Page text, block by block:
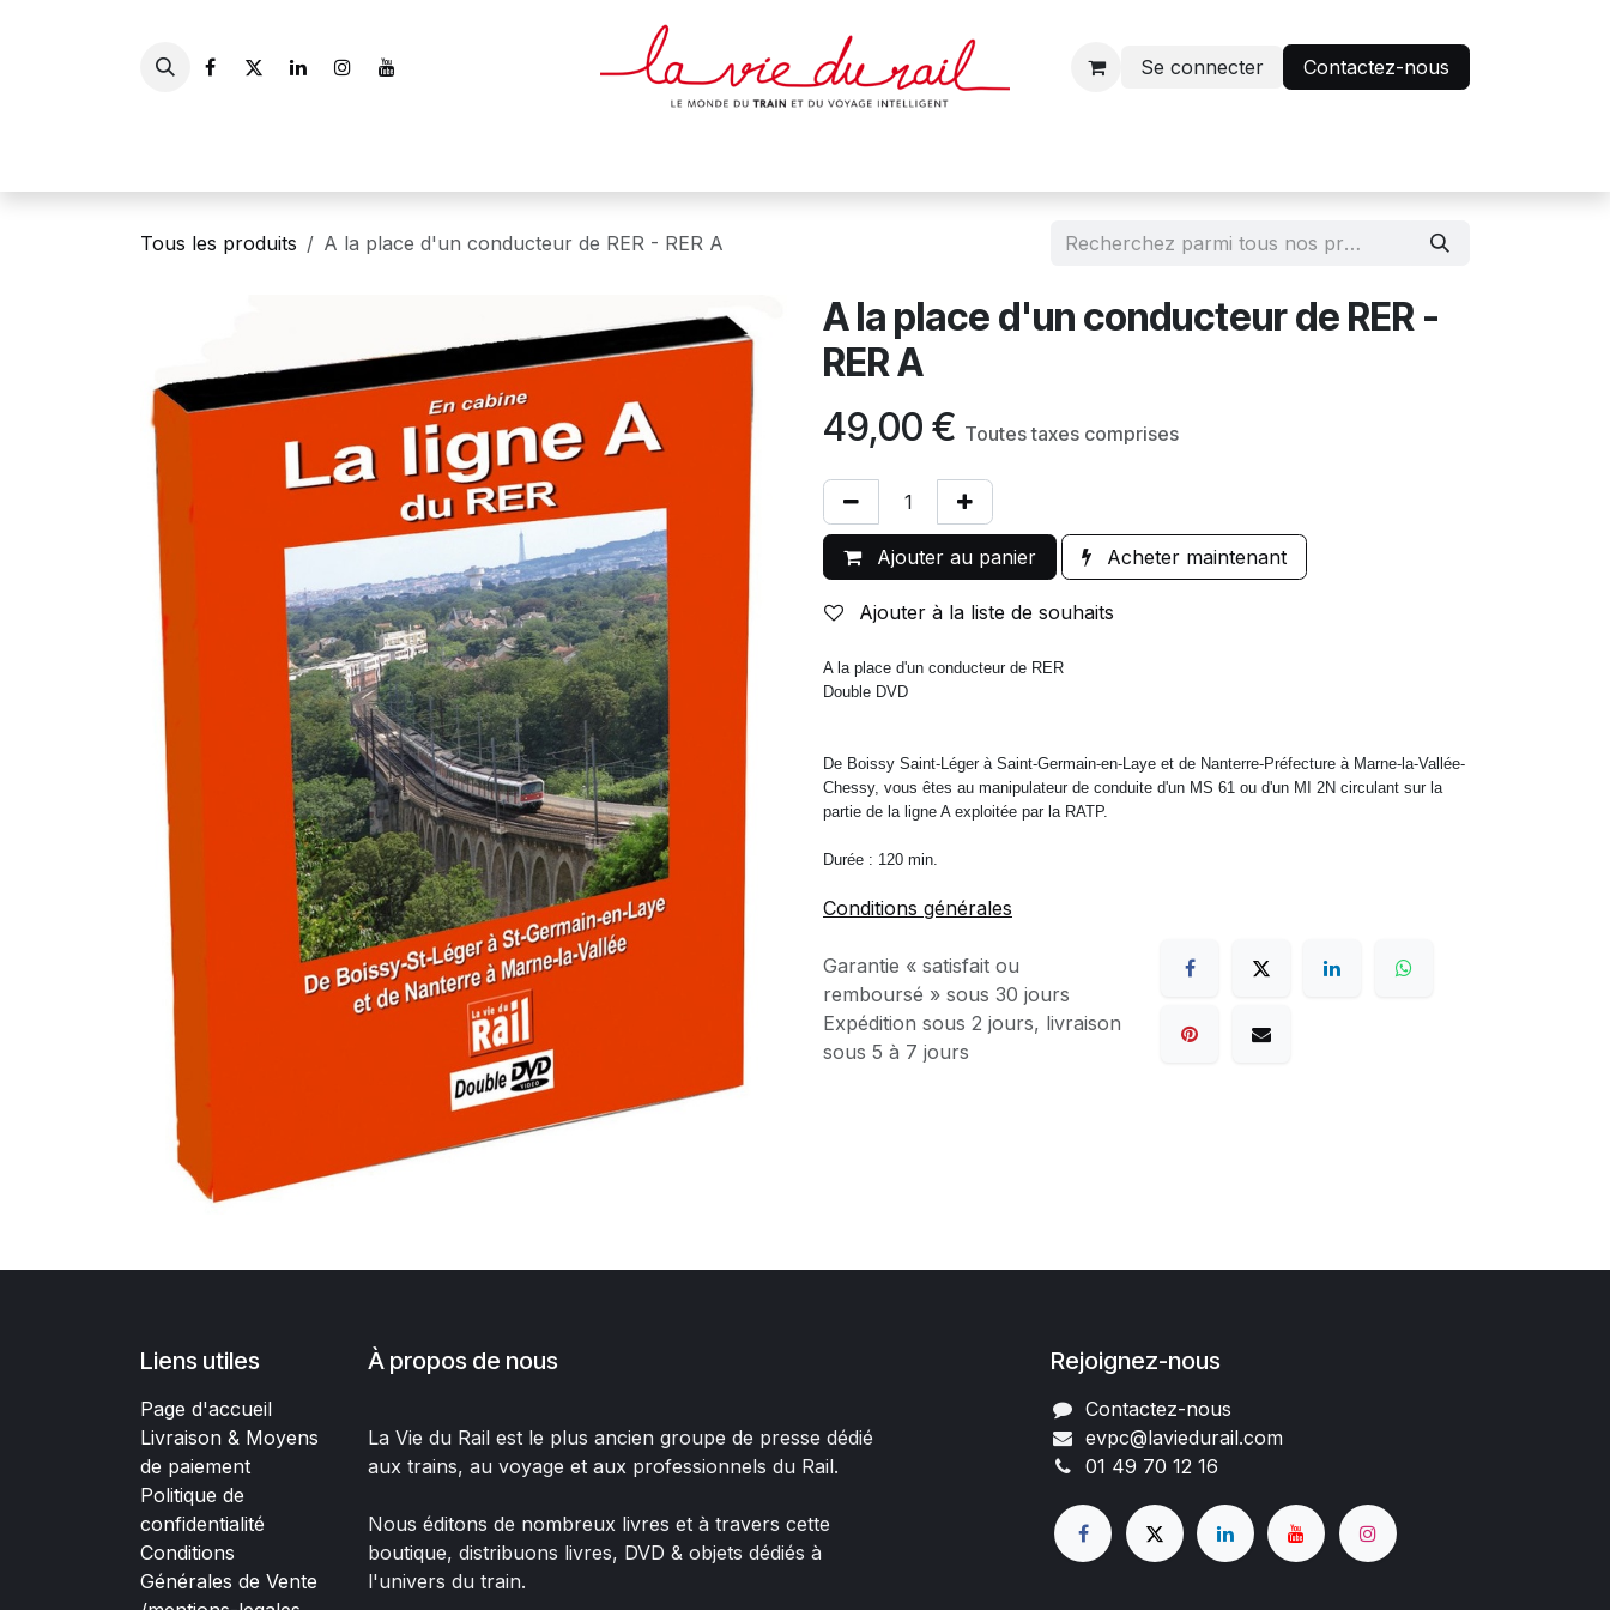
Se connecter Contactez-nous
Tous les produits A la place d'un conducteur de RER - RER A
A la place d'un conducteur de RER -
RER A
49,00 € Toutes taxes comprises
Ajouter au panier Acheter maintenant
Ajouter à la liste de souhaits
A la place d'un conducteur de RER
Double DVD
De Boissy Saint-Léger à Saint-Germain-en-Laye et de Nanterre-Préfecture à Marne-la-Vallée-
Chessy, vous êtes au manipulateur de conduite d'un MS 61 ou d'un MI 2N circulant sur la
partie de la ligne A exploitée par la RATP.
Durée : 120 min.
Conditions générales
Garantie « satisfait ou
remboursé » sous 30 jours
Expédition sous 2 jours, livraison
sous 5 à 7 jours
Liens utiles
Page d'accueil
Livraison & Moyens
de paiement
Politique de
confidentialité
Conditions
Générales de Vente
À propos de nous
La Vie du Rail est le plus ancien groupe de presse dédié
aux trains, au voyage et aux professionnels du Rail.
Nous éditons de nombreux livres et à travers cette
boutique, distribuons livres, DVD & objets dédiés à
l'univers du train.
Rejoignez-nous
Contactez-nous
evpc@laviedurail.com
01 49 70 12 16